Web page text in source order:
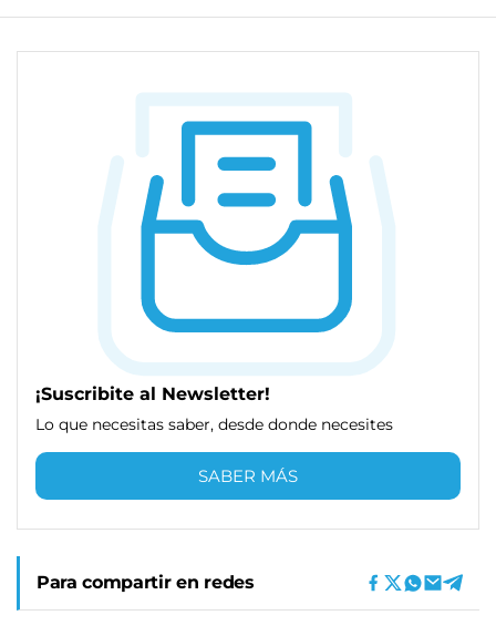
¡Suscribite al Newsletter!
Lo que necesitas saber, desde donde necesites
SABER MÁS
Para compartir en redes